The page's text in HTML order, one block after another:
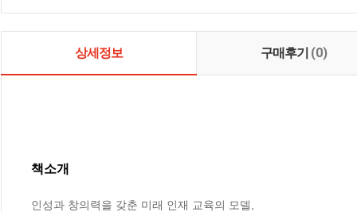
상세정보 구매후기 (0)
책소개
인성과 창의력을 갖춘 미래 인재 교육의 모델,